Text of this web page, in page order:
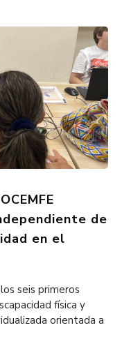
de
en el
seis primeros
física y
orientada a